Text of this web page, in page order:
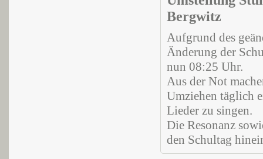
Bergwitz
Aufgrund des
Änderung der
nun 08:25 Uhr.
Aus der Not
Umziehen täglich
Lieder zu singen.
Die Resonanz
den Schultag